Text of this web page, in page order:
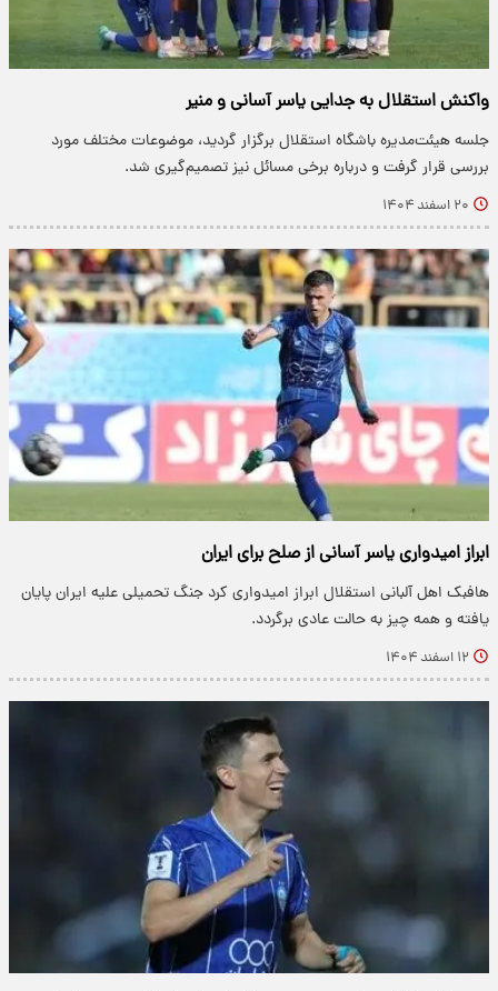
واکنش استقلال به جدایی یاسر آسانی و منیر
جلسه هیئت‌مدیره باشگاه استقلال برگزار گردید، موضوعات مختلف مورد
بررسی قرار گرفت و درباره برخی مسائل نیز تصمیم‌گیری شد.
۲۰ اسفند ۱۴۰۴
ابراز امیدواری یاسر آسانی از صلح برای ایران
هافبک اهل آلبانی استقلال ابراز امیدواری کرد جنگ تحمیلی علیه ایران پایان
یافته و همه چیز به حالت عادی برگردد.
۱۲ اسفند ۱۴۰۴